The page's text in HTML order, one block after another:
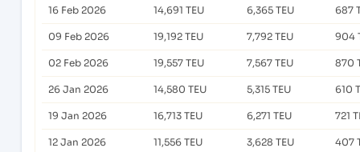
16 Feb 2026 14,691 TEU 6,365 TEU 687
09 Feb 2026 19,192 TEU 7,792 TEU 904
02 Feb 2026 19,557 TEU 7,567 TEU 870
26 Jan 2026 14,580 TEU 5,315 TEU 610
19 Jan 2026 16,713 TEU 6,271 TEU 721
12 Jan 2026 11,556 TEU 3,628 TEU 407